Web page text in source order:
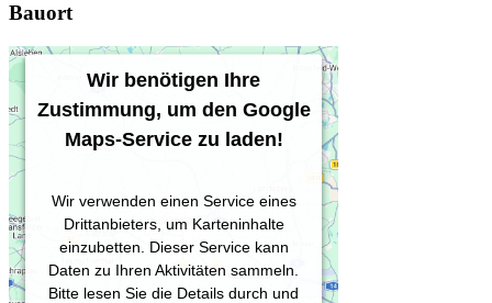
Bauort
Wir benötigen Ihre
Zustimmung, um den Google
Maps-Service zu laden!
Wir verwenden einen Service eines
Drittanbieters, um Karteninhalte
einzubetten. Dieser Service kann
Daten zu Ihren Aktivitäten sammeln.
Bitte lesen Sie die Details durch und